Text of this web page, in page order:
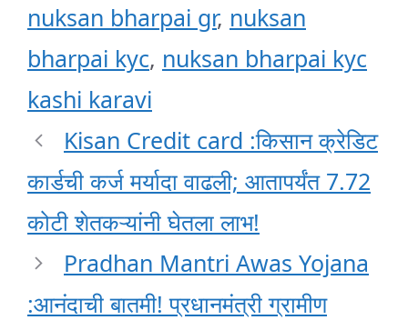
nuksan bharpai gr, nuksan
bharpai kyc, nuksan bharpai kyc
kashi karavi
Kisan Credit card :किसान क्रेडिट
कार्डची कर्ज मर्यादा वाढली; आतापर्यंत 7.72
कोटी शेतकऱ्यांनी घेतला लाभ!
Pradhan Mantri Awas Yojana
:आनंदाची बातमी! प्रधानमंत्री ग्रामीण